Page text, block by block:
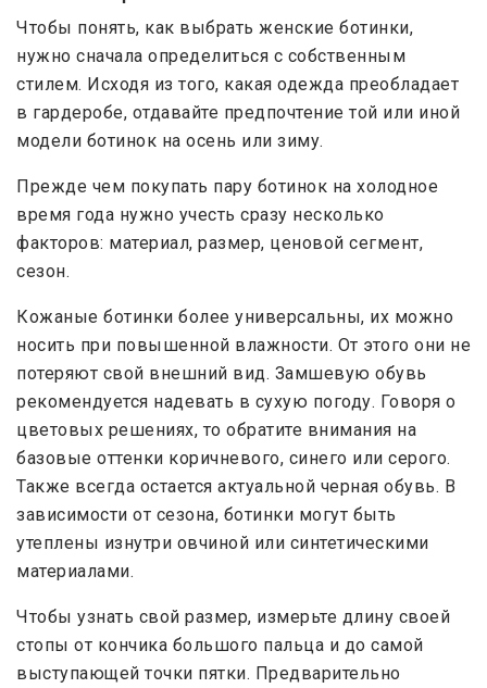
Чтобы понять, как выбрать женские ботинки,
нужно сначала определиться с собственным
стилем. Исходя из того, какая одежда преобладает
в гардеробе, отдавайте предпочтение той или иной
модели ботинок на осень или зиму.
Прежде чем покупать пару ботинок на холодное
время года нужно учесть сразу несколько
факторов: материал, размер, ценовой сегмент,
сезон.
Кожаные ботинки более универсальны, их можно
носить при повышенной влажности. От этого они не
потеряют свой внешний вид. Замшевую обувь
рекомендуется надевать в сухую погоду. Говоря о
цветовых решениях, то обратите внимания на
базовые оттенки коричневого, синего или серого.
Также всегда остается актуальной черная обувь. В
зависимости от сезона, ботинки могут быть
утеплены изнутри овчиной или синтетическими
материалами.
Чтобы узнать свой размер, измерьте длину своей
стопы от кончика большого пальца и до самой
выступающей точки пятки. Предварительно